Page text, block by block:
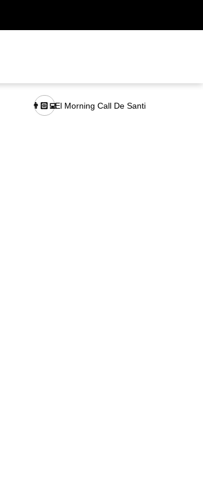
👨🏻‍💻El Morning Call De Santi